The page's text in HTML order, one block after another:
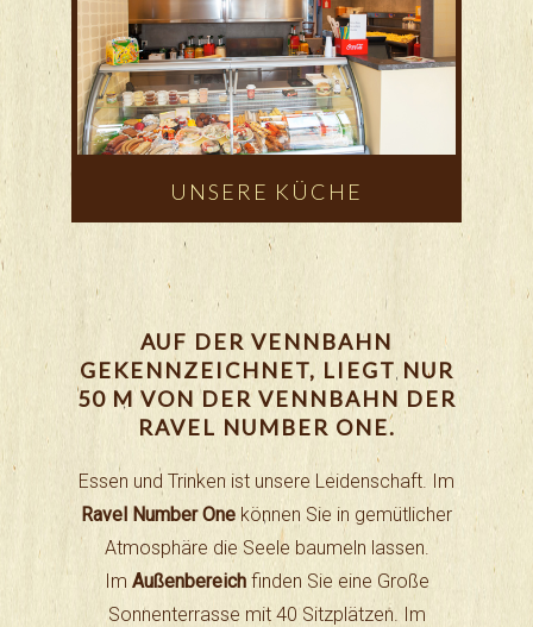
UNSERE KÜCHE
AUF DER VENNBAHN
GEKENNZEICHNET, LIEGT NUR
50 M VON DER VENNBAHN DER
RAVEL NUMBER ONE.
Essen und Trinken ist unsere Leidenschaft. Im
Ravel Number One können Sie in gemütlicher
Atmosphäre die Seele baumeln lassen.
Im Außenbereichfinden Sie eine Große
Sonnenterrasse mit 40 Sitzplätzen. Im